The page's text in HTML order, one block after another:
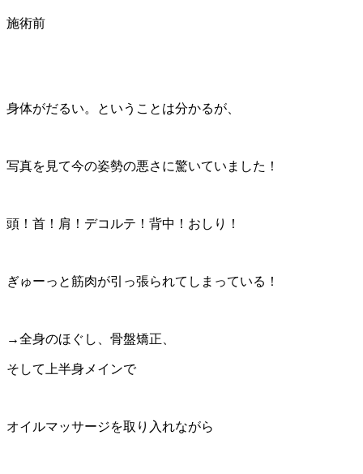
施術前
身体がだるい。ということは分かるが、
写真を見て今の姿勢の悪さに驚いていました！
頭！首！肩！デコルテ！背中！おしり！
ぎゅーっと筋肉が引っ張られてしまっている！
→全身のほぐし、骨盤矯正、
そして上半身メインで
オイルマッサージを取り入れながら